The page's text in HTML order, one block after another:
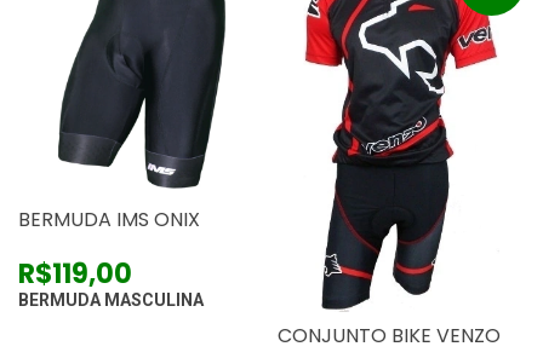
BERMUDA IMS ONIX
R$119,00
BERMUDA MASCULINA
CONJUNTO BIKE VENZO